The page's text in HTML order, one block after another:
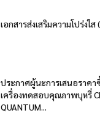
เอกสารส่งเสริมความโปร่งใ
ประกาศผู้นะการเสนอราค
เครื่องทดสอบคุณภาพบุหรี่
QUANTUM...